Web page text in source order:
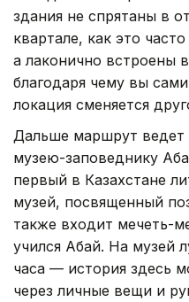
здания не спрятаны в
квартале, как это
а лаконично встроены
благодаря чему вы
локация сменяется
Дальше маршрут ведет
музею-заповеднику
первый в Казахстане
музей, посвященный
также входит мечеть-
учился Абай. На музей
часа — история здесь
через личные вещи и